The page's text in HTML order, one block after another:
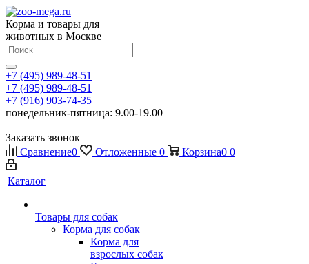
Корма и товары для
животных в Москве
+7 (495) 989-48-51
+7 (495) 989-48-51
+7 (916) 903-74-35
понедельник-пятница: 9.00-19.00
Заказать звонок
Сравнение0 Отложенные 0 Корзина0 0
Каталог
Товары для собак
Корма для собак
Корма для
взрослых собак